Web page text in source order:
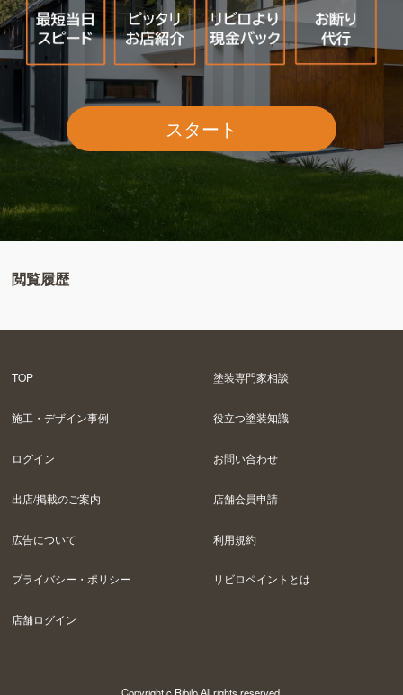
スタート
閲覧履歴
TOP 塗装専門家相談
施工・デザイン事例 役立つ塗装知識
ログイン お問い合わせ
出店/掲載のご案内 店舗会員申請
広告について 利用規約
プライバシー・ポリシー リビロペイントとは
店舗ログイン
Copyright c Ribilo All rights reserved.